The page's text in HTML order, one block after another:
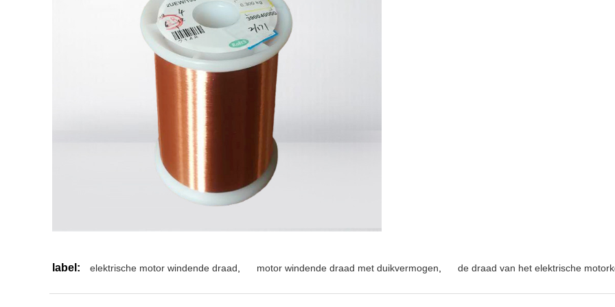
label: elektrische motor windende draad motor windende draad met duikvermogen de draad van het elektrische